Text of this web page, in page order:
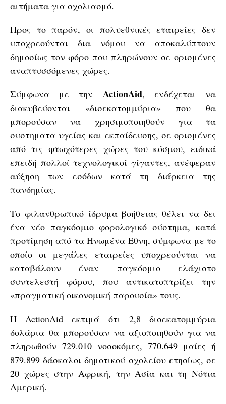
αιτήματα για σχολιασμό.
Προς το παρόν, οι πολυεθνικές εταιρείες δεν
υποχρεούνται δια νόμου να αποκαλύπτουν
δημοσίως τον φόρο που πληρώνουν σε ορισμένες
αναπτυσσόμενες χώρες.
Σύμφωνα με την ActionAid, ενδέχεται να
διακυβεύονται «δισεκατομμύρια» που θα
μπορούσαν να χρησιμοποιηθούν για τα
συστηματα υγείας και εκπαίδευσης, σε ορισμένες
από τις φτωχότερες χώρες του κόσμου, ειδικά
επειδή πολλοί τεχνολογικοί γίγαντες, ανέφεραν
αύξηση των εσόδων κατά τη διάρκεια της
πανδημίας.
Το φιλανθρωπικό ίδρυμα βοήθειας θέλει να δει
ένα νέο παγκόσμιο φορολογικό σύστημα, κατά
προτίμηση από τα Ηνωμένα Έθνη, σύμφωνα με το
οποίο οι μεγάλες εταιρείες υποχρεούνται να
καταβάλουν έναν παγκόσμιο ελάχιστο
συντελεστή φόρου, που αντικατοπτρίζει την
«πραγματική οικονομική παρουσία» τους.
Η ActionAid εκτιμά ότι 2,8 δισεκατομμύρια
δολάρια θα μπορούσαν να αξιοποιηθούν για να
πληρωθούν 729.010 νοσοκόμες, 770.649 μαίες ή
879.899 δάσκαλοι δημοτικού σχολείου ετησίως, σε
20 χώρες στην Αφρική, την Ασία και τη Νότια
Αμερική.